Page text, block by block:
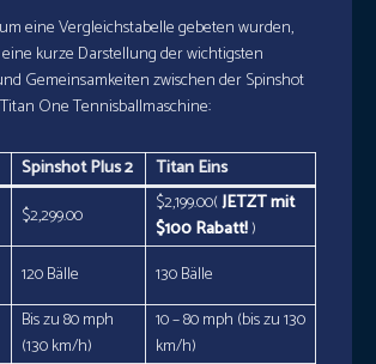
eine Vergleichstabelle gebeten wurden,
kurze Darstellung der wichtigsten
Gemeinsamkeiten zwischen der Spinshot
One Tennisballmaschine:
Spinshot Plus 2
Titan Eins
$2,299.00 $2,199.00(JETZT mit
$100 Rabatt!)
120 Bälle
130 Bälle
Bis zu 80 mph
(130 km/h)
10 – 80 mph (bis zu 130
km/h)